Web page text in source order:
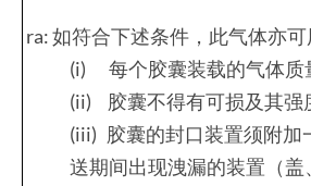
ra: 如符合下述条件，此气体亦可
(i) 每个胶囊装载的气体质
(ii) 胶囊不得有可损及其强
(iii) 胶囊的封口装置须附加
送期间出现洩漏的装置（